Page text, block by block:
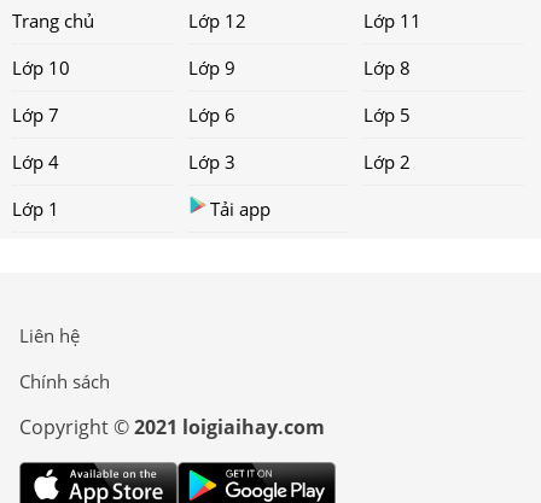
Trang chủ Lớp 12
Lớp 11
Lớp 10
Lớp 9
Lớp 8
Lớp 7
Lớp 6
Lớp 5
Lớp 4
Lớp 3
Lớp 2
Lớp 1
Tải app
Liên hệ
Chính sách
Copyright ©2021 loigiaihay.com